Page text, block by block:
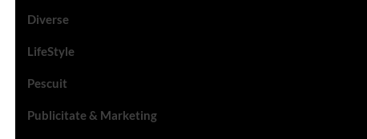
Diverse
LifeStyle
Pescuit
Publicitate & Marketing